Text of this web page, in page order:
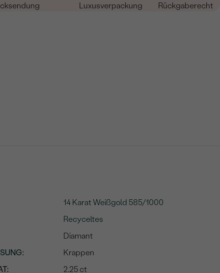
Luxusverpackung
Rückgaberecht
14 Karat Weißgold 585/1000
Recyceltes
Diamant
:
Krappen
2.25 ct